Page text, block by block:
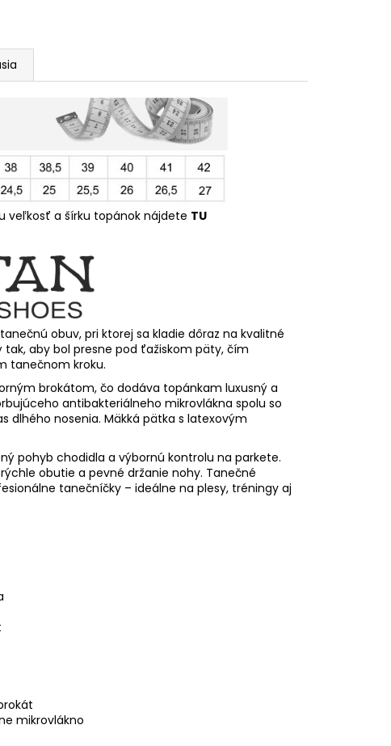
veľkosť a šírku topánok nájdete TU
obuv, pri ktorej sa kladie dôraz na kvalitné
aby bol presne pod ťažiskom päty, čím
tanečnom kroku.
brokátom, čo dodáva topánkam luxusný a
antibakteriálneho mikrovlákna spolu so
dlhého nosenia. Mäkká pätka s latexovým
pohyb chodidla a výbornú kontrolu na parkete.
obutie a pevné držanie nohy. Tanečné
tanečníčky – ideálne na plesy, tréningy aj
mikrovlákno